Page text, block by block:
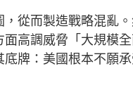
從而製造戰略混亂
高調威脅「大規模
牌：美國根本不願